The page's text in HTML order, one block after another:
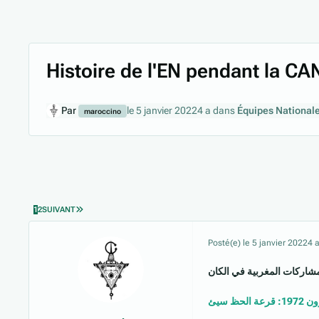
Histoire de l'EN pendant la
Par maroccino le 5 janvier 20224 a dans Équipes
12SUIVANT DERNIÈRE PAGE
Posté(e) le 5 janvier 20224 a
المغربية في الكان
سيئ